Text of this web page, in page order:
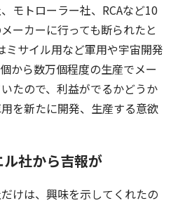
モトローラー社、RCAなど10
ーカーに行っても断られたと
ミサイル用など軍用や宇宙開発
から数万個程度の生産でメー
たので、利益がでるかどうか
を新たに開発、生産する意欲
社から吉報が
けは、興味を示してくれたの